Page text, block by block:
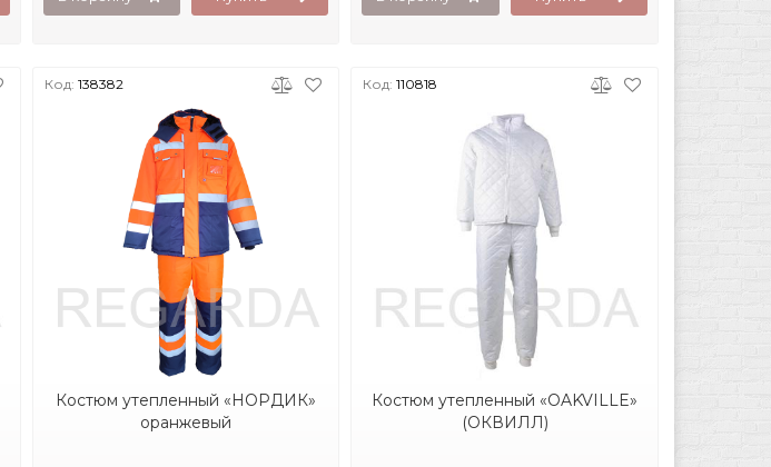
Код: 138382
Костюм утепленный «НОРДИК»
оранжевый
Код:110818
Костюм утепленный «OAKVILLE»
(ОКВИЛЛ)